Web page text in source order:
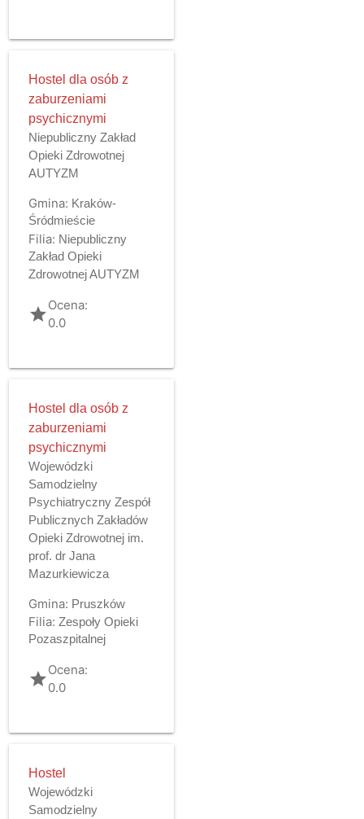
Hostel dla osób z
zaburzeniami
psychicznymi
Niepubliczny Zakład
Opieki Zdrowotnej
AUTYZM
Gmina: Kraków-
Śródmieście
Filia: Niepubliczny
Zakład Opieki
Zdrowotnej AUTYZM
gradeOcena:
0.0
Hostel dla osób z
zaburzeniami
psychicznymi
Wojewódzki
Samodzielny
Psychiatryczny Zespół
Publicznych Zakładów
Opieki Zdrowotnej im.
prof. dr Jana
Mazurkiewicza
Gmina: Pruszków
Filia: Zespoły Opieki
Pozaszpitalnej
gradeOcena:
0.0
Hostel
Wojewódzki
Samodzielny